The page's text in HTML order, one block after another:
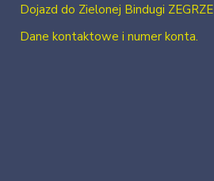
Dojazd do Zielonej Bindugi ZEGRZE
Dane kontaktowe i numer konta.